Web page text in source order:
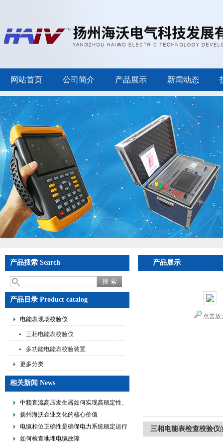
网站首页 公司简介 产品展示 新闻动态
产品搜索 Search
产品目录 Product catalog
电能表现场校验仪
三相电能表校验仪
多功能电能表校验装置
更多分类
相关新闻 News
中频直流高压发生器如何实现高稳定性、
低纹波与便携式设计？
扬州海沃企业文化的核心价值
电缆相位正确性是确保电力系统稳定运行
的重要措施
如何检查地埋电缆故障
产品展示
点击放
三相电能表检查校验仪